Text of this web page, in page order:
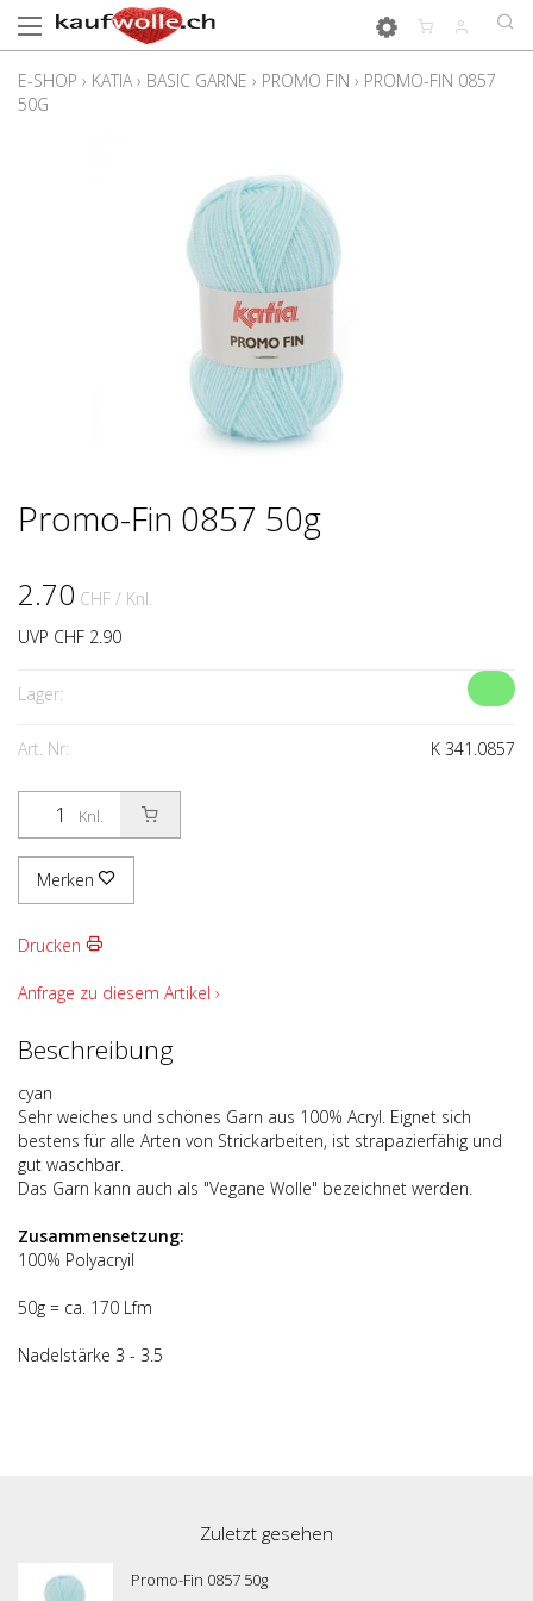
E-SHOP › KATIA › BASIC GARNE › PROMO FIN › PROMO-FIN 0857
50G
Promo-Fin 0857 50g
2.70 CHF / Knl.
UVP CHF 2.90
Lager:
Art. Nr: K 341.0857
Knl.
Merken
Drucken
Anfrage zu diesem Artikel ›
Beschreibung
cyan
Sehr weiches und schönes Garn aus 100% Acryl. Eignet sich
bestens für alle Arten von Strickarbeiten, ist strapazierfähig und
gut waschbar.
Das Garn kann auch als "Vegane Wolle" bezeichnet werden.
Zusammensetzung:
100% Polyacryil
50g = ca. 170 Lfm
Nadelstärke 3 - 3.5
Zuletzt gesehen
Promo-Fin 0857 50g